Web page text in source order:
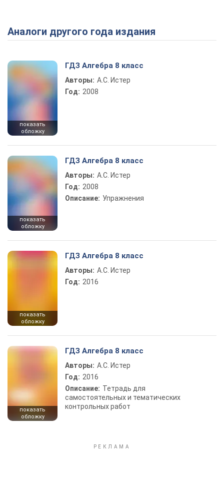
Play Video
Аналоги другого года издания
показать
обложку
ГДЗ Алгебра 8 класс
Авторы: А.С. Истер
Год: 2008
показать
обложку
ГДЗ Алгебра 8 класс
Авторы: А.С. Истер
Год: 2008
Описание: Упражнения
показать
обложку
ГДЗ Алгебра 8 класс
Авторы: А.С. Истер
Год: 2016
показать
обложку
ГДЗ Алгебра 8 класс
Авторы: А.С. Истер
Год: 2016
Описание: Тетрадь для
самостоятельных и тематических
контрольных работ